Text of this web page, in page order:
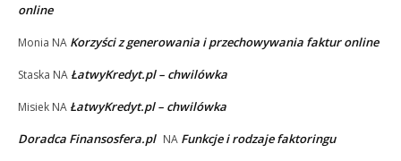
online
Monia NA Korzyści z generowania i przechowywania faktur online
Staska NA ŁatwyKredyt.pl – chwilówka
Misiek NA ŁatwyKredyt.pl – chwilówka
Doradca Finansosfera.pl NA Funkcje i rodzaje faktoringu